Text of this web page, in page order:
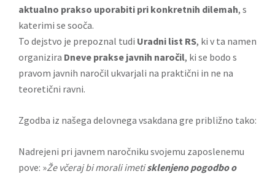
aktualno prakso uporabiti pri konkretnih dilemah, s
katerimi se sooča.
To dejstvo je prepoznal tudi Uradni list RS, ki v ta namen
organizira Dneve prakse javnih naročil, ki se bodo s
pravom javnih naročil ukvarjali na praktični in ne na
teoretični ravni.
Zgodba iz našega delovnega vsakdana gre približno tako:
Nadrejeni pri javnem naročniku svojemu zaposlenemu
pove: »Že včeraj bi morali imetisklenjeno pogodbo o